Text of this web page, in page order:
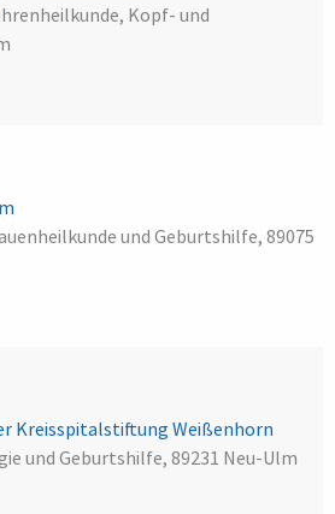
Kopf- und
und Geburtshilfe, 89075
Kreisspitalstiftung Weißenhorn
und Geburtshilfe, 89231 Neu-Ulm